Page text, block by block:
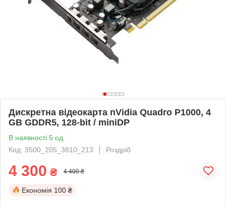
Дискретна відеокарта nVidia Quadro P1000, 4
GB GDDR5, 128-bit / miniDP
В наявності 5 од.
Код: 3500_205_3810_213
Роздріб
4 300 ₴ 4 400 ₴
Економія 100 ₴